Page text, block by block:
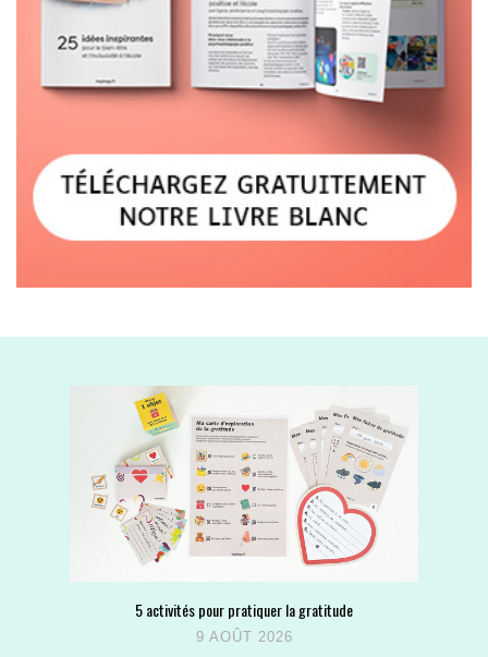
5 activités pour pratiquer la gratitude
9 AOÛT 2026